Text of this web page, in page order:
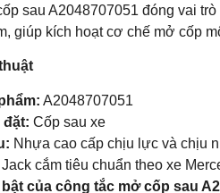
sau A2048707051 đóng vai
giúp kích hoạt cơ chế mở cốp
A2048707051
đặt: Cốp sau xe
Nhựa cao cấp chịu lực và chịu
Jack cắm tiêu chuẩn theo xe
của công tắc mở cốp sau